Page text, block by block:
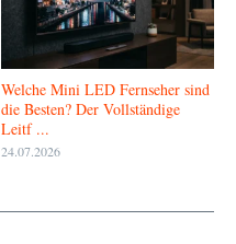
Welche Mini LED Fernseher sind
die Besten? Der Vollständige
Leitf ...
24.07.2026